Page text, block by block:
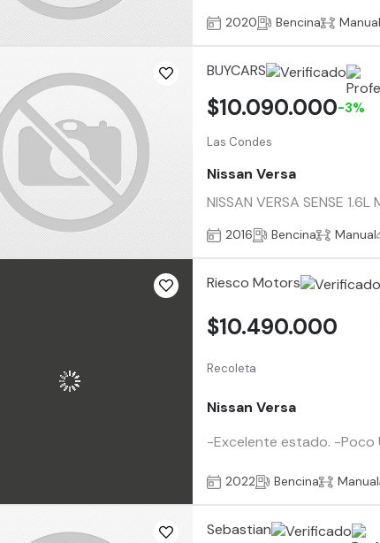
2020 Bencina
BUYCARS
Las Condes
Nissan Versa
NISSAN VERSA SENSE
$10.090.000-3%
2016 Bencina Manual
Riesco Motors
Recoleta
Nissan Versa
-Excelente estado. -Poco
$10.490.000
2022 Bencina Manual
Sebastian